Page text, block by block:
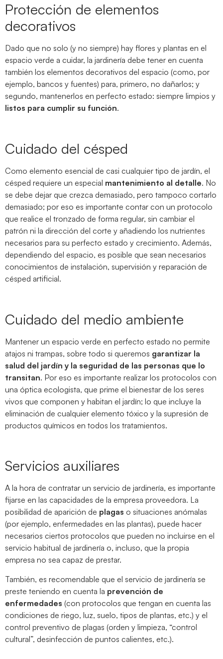
Protección de elementos
decorativos
Dado que no solo (y no siempre) hay flores y plantas en el
espacio verde a cuidar, la jardinería debe tener en cuenta
también los elementos decorativos del espacio (como, por
ejemplo, bancos y fuentes) para, primero, no dañarlos; y
segundo, mantenerlos en perfecto estado: siempre limpios y
listos para cumplir su función.
Cuidado del césped
Como elemento esencial de casi cualquier tipo de jardín, el
césped requiere un especial mantenimiento al detalle. No
se debe dejar que crezca demasiado, pero tampoco cortarlo
demasiado; por eso es importante contar con un protocolo
que realice el tronzado de forma regular, sin cambiar el
patrón ni la dirección del corte y añadiendo los nutrientes
necesarios para su perfecto estado y crecimiento. Además,
dependiendo del espacio, es posible que sean necesarios
conocimientos de instalación, supervisión y reparación de
césped artificial.
Cuidado del medio ambiente
Mantener un espacio verde en perfecto estado no permite
atajos ni trampas, sobre todo si queremos garantizar la
salud del jardín y la seguridad de las personas que lo
transitan. Por eso es importante realizar los protocolos con
una óptica ecologista, que prime el bienestar de los seres
vivos que componen y habitan el jardín; lo que incluye la
eliminación de cualquier elemento tóxico y la supresión de
productos químicos en todos los tratamientos.
Servicios auxiliares
A la hora de contratar un servicio de jardinería, es importante
fijarse en las capacidades de la empresa proveedora. La
posibilidad de aparición de plagas o situaciones anómalas
(por ejemplo, enfermedades en las plantas), puede hacer
necesarios ciertos protocolos que pueden no incluirse en el
servicio habitual de jardinería o, incluso, que la propia
empresa no sea capaz de prestar.
También, es recomendable que el servicio de jardinería se
preste teniendo en cuenta la prevención de
enfermedades (con protocolos que tengan en cuenta las
condiciones de riego, luz, suelo, tipos de plantas, etc.) y el
control preventivo de plagas (orden y limpieza, “control
cultural”, desinfección de puntos calientes, etc.).